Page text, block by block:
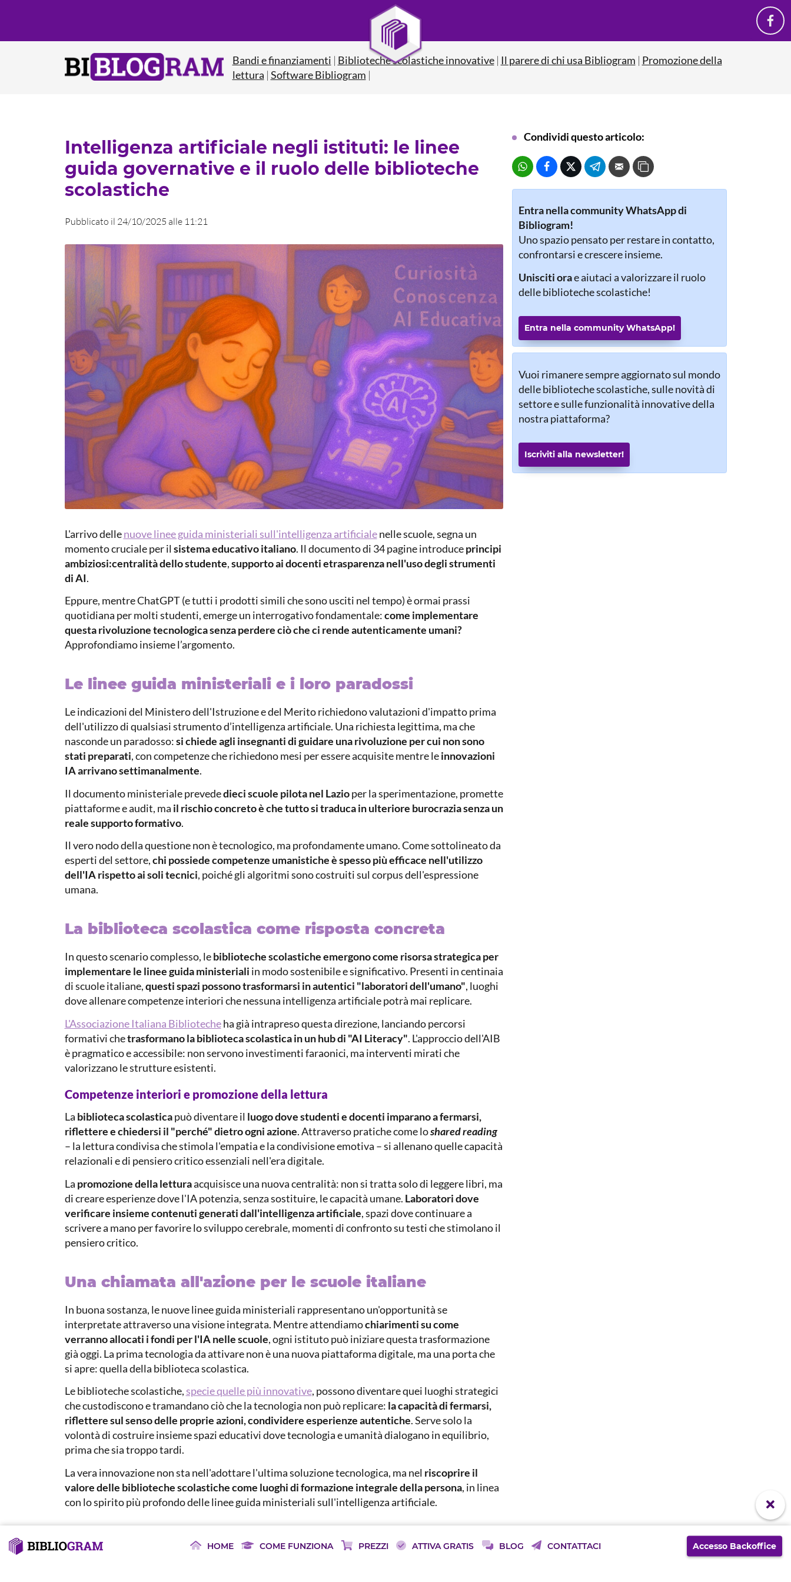
Bandi e finanziamenti | Biblioteche scolastiche innovative| Il parere di chi usa Bibliogram | Promozione della
lettura | Software Bibliogram |
Intelligenza artificiale negli istituti: le linee
guida governative e il ruolo delle biblioteche
scolastiche
Pubblicato il 24/10/2025 alle 11:21
L'arrivo dellenuove linee guida ministeriali sull'intelligenza artificialenelle scuole, segna un
momento cruciale per il sistema educativo italiano. Il documento di 34 pagine introduceprincipi
ambiziosi:centralità dello studente,supporto ai docenti etrasparenza nell'uso degli strumenti
di AI.
Eppure, mentre ChatGPT (e tutti i prodotti simili che sono usciti nel tempo) è ormai prassi
quotidiana per molti studenti, emerge un interrogativo fondamentale:come implementare
questa rivoluzione tecnologica senza perdere ciò che ci rende autenticamente umani?
Approfondiamo insieme l’argomento.
Le linee guida ministeriali e i loro paradossi
Le indicazioni del Ministero dell'Istruzione e del Merito richiedono valutazioni d'impatto prima
dell'utilizzo di qualsiasi strumento d’intelligenza artificiale. Una richiesta legittima, ma che
nasconde un paradosso:si chiede agli insegnanti di guidare una rivoluzione per cui non sono
stati preparati, con competenze che richiedono mesi per essere acquisite mentre leinnovazioni
IA arrivano settimanalmente.
Il documento ministeriale prevededieci scuole pilota nel Lazioper la sperimentazione, promette
piattaforme e audit, ma il rischio concreto è che tutto si traduca in ulteriore burocrazia senza un
reale supporto formativo.
Il vero nodo della questione non è tecnologico, ma profondamente umano. Come sottolineato da
esperti del settore,chi possiede competenze umanistiche è spesso più efficace nell'utilizzo
dell'IA rispetto ai soli tecnici, poiché gli algoritmi sono costruiti sul corpus dell'espressione
umana.
La biblioteca scolastica come risposta concreta
In questo scenario complesso, lebiblioteche scolastiche emergono come risorsa strategica per
implementare le linee guida ministeriali in modo sostenibile e significativo. Presenti in centinaia
di scuole italiane,questi spazi possono trasformarsi in autentici "laboratori dell'umano", luoghi
dove allenare competenze interiori che nessuna intelligenza artificiale potrà mai replicare.
L'Associazione Italiana Bibliotecheha già intrapreso questa direzione, lanciando percorsi
formativi chetrasformano la biblioteca scolastica in un hub di "AI Literacy". L'approccio dell'AIB
è pragmatico e accessibile: non servono investimenti faraonici, ma interventi mirati che
valorizzano le strutture esistenti.
Competenze interiori e promozione della lettura
La biblioteca scolasticapuò diventare il luogo dove studenti e docenti imparano a fermarsi,
riflettere e chiedersi il "perché" dietro ogni azione. Attraverso pratiche come loshared reading
– la lettura condivisa che stimola l'empatia e la condivisione emotiva – si allenano quelle capacità
relazionali e di pensiero critico essenziali nell'era digitale.
La promozione della letturaacquisisce una nuova centralità: non si tratta solo di leggere libri, ma
di creare esperienze dove l'IA potenzia, senza sostituire, le capacità umane. Laboratori dove
verificare insieme contenuti generati dall'intelligenza artificiale, spazi dove continuare a
scrivere a mano per favorire lo sviluppo cerebrale, momenti di confronto su testi che stimolano il
pensiero critico.
Una chiamata all'azione per le scuole italiane
In buona sostanza, le nuove linee guida ministeriali rappresentano un'opportunità se
interpretate attraverso una visione integrata. Mentre attendiamochiarimenti su come
verranno allocati i fondi per l'IA nelle scuole, ogni istituto può iniziare questa trasformazione
già oggi. La prima tecnologia da attivare non è una nuova piattaforma digitale, ma una porta che
si apre: quella della biblioteca scolastica.
Le biblioteche scolastiche,specie quelle più innovative, possono diventare quei luoghi strategici
che custodiscono e tramandano ciò che la tecnologia non può replicare: la capacità di fermarsi,
riflettere sul senso delle proprie azioni, condividere esperienze autentiche. Serve solo la
volontà di costruire insieme spazi educativi dove tecnologia e umanità dialogano in equilibrio,
prima che sia troppo tardi.
La vera innovazione non sta nell'adottare l'ultima soluzione tecnologica, ma nel riscoprire il
valore delle biblioteche scolastiche come luoghi di formazione integrale della persona, in linea
con lo spirito più profondo delle linee guida ministeriali sull'intelligenza artificiale.
SCOPRI LA BIBLIOTECA SCOLASTICA COME ARGINE A CHATGPT
Condividi questo articolo:
Entra nella community WhatsApp di
Bibliogram!
Uno spazio pensato per restare in contatto,
confrontarsi e crescere insieme.
Unisciti orae aiutaci a valorizzare il ruolo
delle biblioteche scolastiche!
Entra nella community WhatsApp!
Vuoi rimanere sempre aggiornato sul mondo
delle biblioteche scolastiche, sulle novità di
settore e sulle funzionalità innovative della
nostra piattaforma?
Iscriviti alla newsletter!
HOME COME FUNZIONA PREZZI ATTIVA GRATIS BLOG CONTATTACI Accesso Backoffice